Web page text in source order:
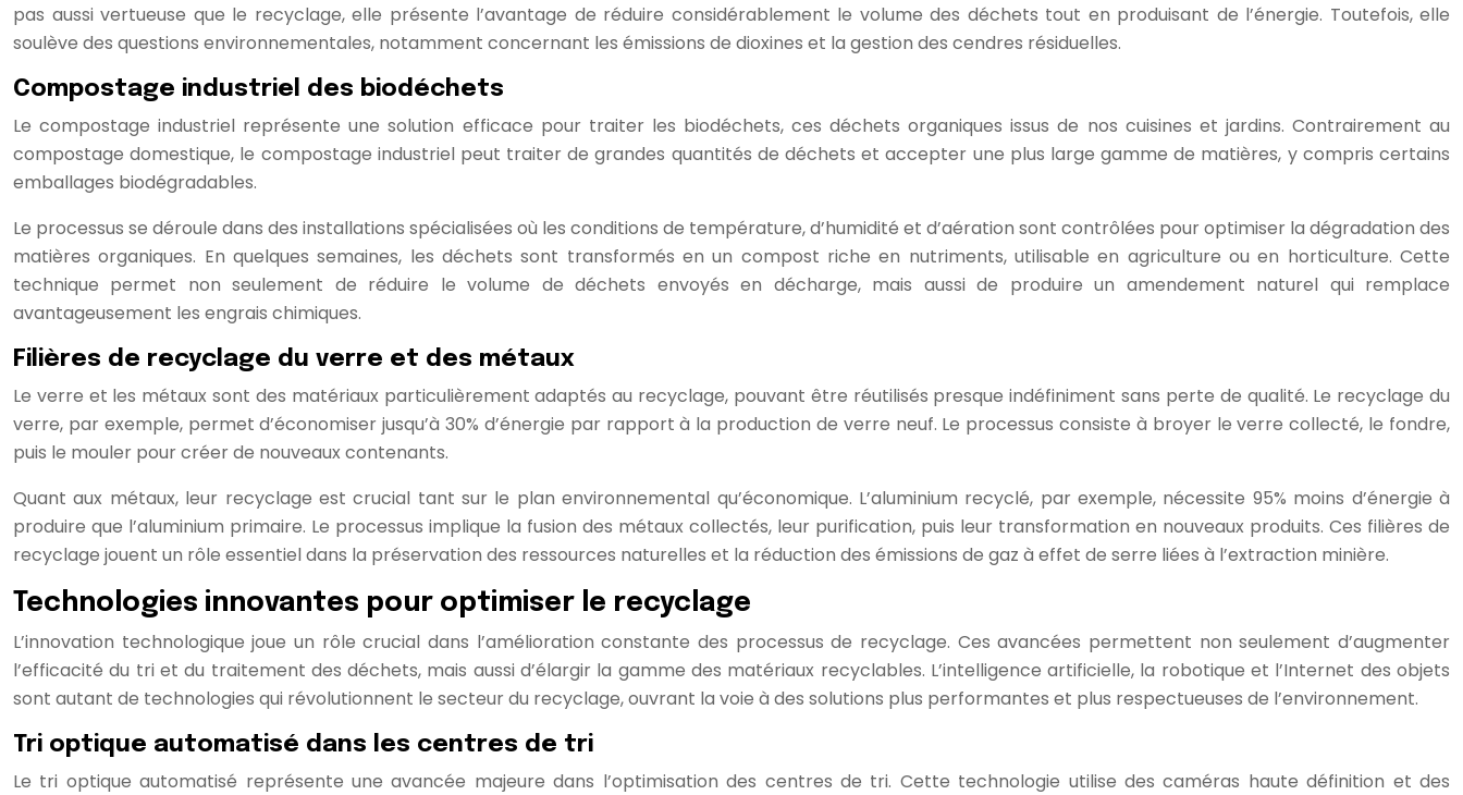
pas aussi vertueuse que le recyclage, elle présente l’avantage de réduire considérablement le volume des déchets tout en produisant de l’énergie. Toutefois, elle
soulève des questions environnementales, notamment concernant les émissions de dioxines et la gestion des cendres résiduelles.
Compostage industriel des biodéchets
Le compostage industriel représente une solution efficace pour traiter les biodéchets, ces déchets organiques issus de nos cuisines et jardins. Contrairement au
compostage domestique, le compostage industriel peut traiter de grandes quantités de déchets et accepter une plus large gamme de matières, y compris certains
emballages biodégradables.
Le processus se déroule dans des installations spécialisées où les conditions de température, d’humidité et d’aération sont contrôlées pour optimiser la dégradation des
matières organiques. En quelques semaines, les déchets sont transformés en un compost riche en nutriments, utilisable en agriculture ou en horticulture. Cette
technique permet non seulement de réduire le volume de déchets envoyés en décharge, mais aussi de produire un amendement naturel qui remplace
avantageusement les engrais chimiques.
Filières de recyclage du verre et des métaux
Le verre et les métaux sont des matériaux particulièrement adaptés au recyclage, pouvant être réutilisés presque indéfiniment sans perte de qualité. Le recyclage du
verre, par exemple, permet d’économiser jusqu’à 30% d’énergie par rapport à la production de verre neuf. Le processus consiste à broyer le verre collecté, le fondre,
puis le mouler pour créer de nouveaux contenants.
Quant aux métaux, leur recyclage est crucial tant sur le plan environnemental qu’économique. L’aluminium recyclé, par exemple, nécessite 95% moins d’énergie à
produire que l’aluminium primaire. Le processus implique la fusion des métaux collectés, leur purification, puis leur transformation en nouveaux produits. Ces filières de
recyclage jouent un rôle essentiel dans la préservation des ressources naturelles et la réduction des émissions de gaz à effet de serre liées à l’extraction minière.
Technologies innovantes pour optimiser le recyclage
L’innovation technologique joue un rôle crucial dans l’amélioration constante des processus de recyclage. Ces avancées permettent non seulement d’augmenter
l’efficacité du tri et du traitement des déchets, mais aussi d’élargir la gamme des matériaux recyclables. L’intelligence artificielle, la robotique et l’Internet des objets
sont autant de technologies qui révolutionnent le secteur du recyclage, ouvrant la voie à des solutions plus performantes et plus respectueuses de l’environnement.
Tri optique automatisé dans les centres de tri
Le tri optique automatisé représente une avancée majeure dans l’optimisation des centres de tri. Cette technologie utilise des caméras haute définition et des